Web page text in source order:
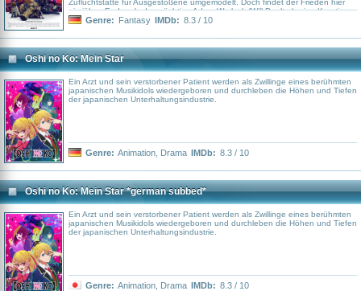
Zufluchtstätte für Ausgestoßene umgemodelt. Doch findet der Frieden hier
ein jähes Ende, als der mächtige Adam Warlock (Will Poulter), eine Kreation
der rachsüchtigen Sovereign-Hohepriesterin Ayesha (Elizabeth Debicki),
Drax (Dave Bautista), Groot (Stimme im Original: Vin Diesel) und Co.
daraufhin auf eine kosmische Odyssee, die eng mit der traumatischen
Vergangenheit von Rocket (Bradley Cooper) verknüpft ist, welcher einst vom
nach Perfektion strebenden High Evolutionary (Chukwudi Iwuji) erschaffen
wurde…
Genre: Fantasy IMDb: 8.3 / 10
Oshi no Ko: Mein Star
Ein Arzt und sein verstorbener Patient werden als Zwillinge eines berühmten
japanischen Musikidols wiedergeboren und durchleben die Höhen und Tiefen
der japanischen Unterhaltungsindustrie.
Genre: Animation Drama IMDb: 8.3 / 10
Oshi no Ko: Mein Star *german subbed*
Ein Arzt und sein verstorbener Patient werden als Zwillinge eines berühmten
japanischen Musikidols wiedergeboren und durchleben die Höhen und Tiefen
der japanischen Unterhaltungsindustrie.
Genre: Animation Drama IMDb: 8.3 / 10